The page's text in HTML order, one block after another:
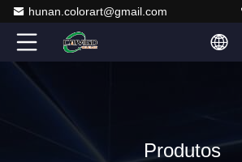
hunan.colorart@gmail.com
Produtos